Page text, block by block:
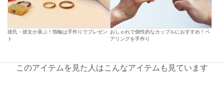
彼氏・彼女が喜ぶ！指輪は手作りでプレゼン
ト
おしゃれで個性的なカップルにおすすめ！ペ
アリングを手作り
このアイテムを見た人はこんなアイテムも見ています